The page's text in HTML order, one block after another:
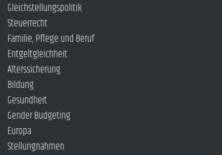
Gleichstellungspolitik
Steuerrecht
Familie, Pflege und Beruf
Entgeltgleichheit
Alterssicherung
Bildung
Gesundheit
Gender Budgeting
Europa
Stellungnahmen